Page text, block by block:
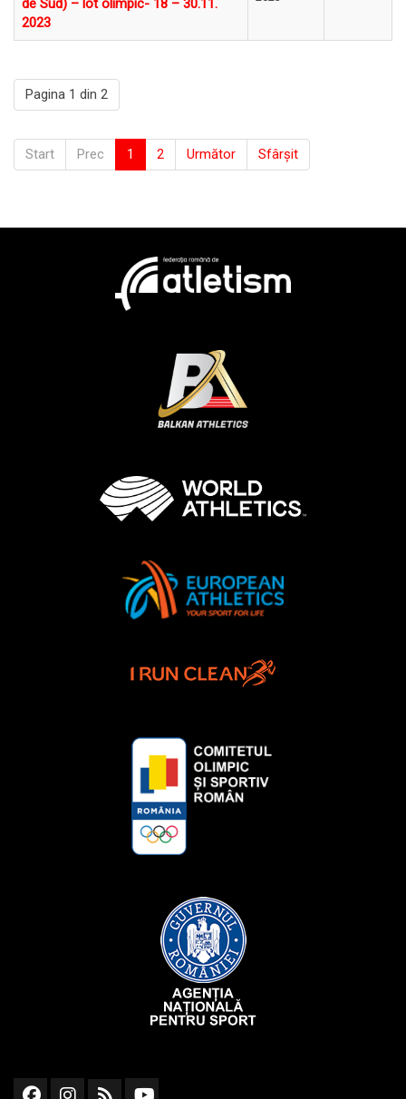
2023
Pagina 1 din 2
Start Prec 1 2 Următor Sfârșit